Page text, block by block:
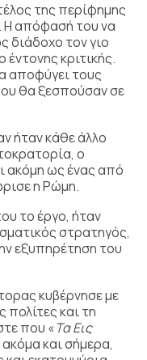
της περίφημης
Η απόφασή του να
διάδοχο τον γιο
κριτικής.
αποφύγει τους
θα ξεσπούσαν σε
ήταν κάθε άλλο
ο
ακόμη ως ένας από
η Ρώμη.
το έργο, ήταν
στρατηγός,
εξυπηρέτηση του
κυβέρνησε με
και τη
που «Τα Εις
και σήμερα,